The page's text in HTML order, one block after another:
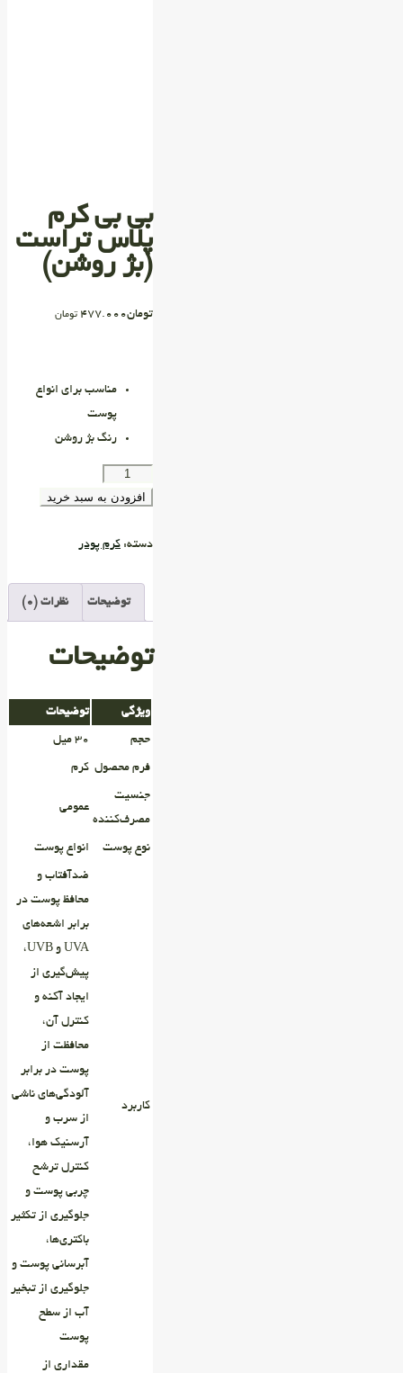
بی بی کرم
پلاس تراست
(بژ روشن)
تومان477.000 تومان
مناسب برای انواع
پوست
رنگ بژ روشن
افزودن به سبد خرید
دسته: کرم پودر
توضیحات نظرات (0)
توضیحات
ویژگی توضیحات
حجم ۳۰ میل
فرم محصول کرم
جنسیت
مصرف‌کننده
عمومی
نوع پوست انواع پوست
کاربرد
ضدآفتاب و
محافظ پوست در
برابر اشعه‌های
UVA و UVB،
پیش‌گیری از
ایجاد آکنه و
کنترل آن،
محافظت از
پوست در برابر
آلودگی‌های ناشی
از سرب و
آرسنیک هوا،
کنترل ترشح
چربی پوست و
جلوگیری از تکثیر
باکتری‌ها،
آبرسانی پوست و
جلوگیری از تبخیر
آب از سطح
پوست
مقداری از